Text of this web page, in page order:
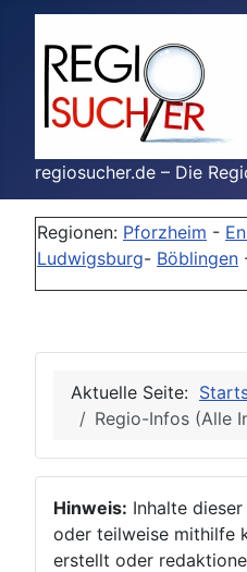
regiosucher.de – Die
Regionen: Pforzheim -
Ludwigsburg- Böblingen
Aktuelle Seite:
Regio-Infos (Alle
Hinweis: Inhalte
oder teilweise mithilfe
erstellt oder